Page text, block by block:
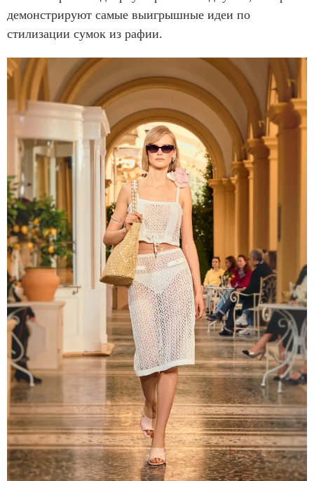
демонстрируют самые выигрышные идеи по
стилизации сумок из рафии.